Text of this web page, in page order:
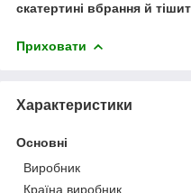
скатертині вбрання й
Приховати
Характеристики
Основні
Виробник
Країна виробник